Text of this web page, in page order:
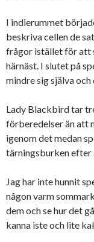
I indierummet
beskriva cellen de
frågor istället för att
härnäst. I slutet på
mindre sig själva
Lady Blackbird tar
förberedelser än att
igenom det medan
tärningsburken efter
Jag har inte hunnit
någon varm
dem och se hur det
kanna iste och lite